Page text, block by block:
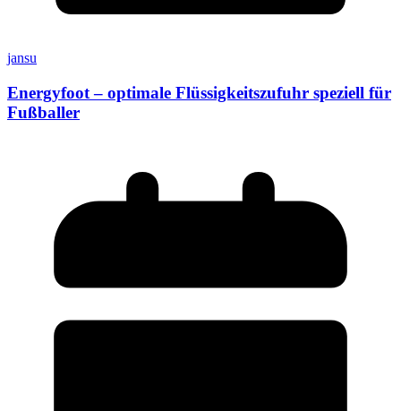
jansu
Energyfoot – optimale Flüssigkeitszufuhr speziell für
Fußballer